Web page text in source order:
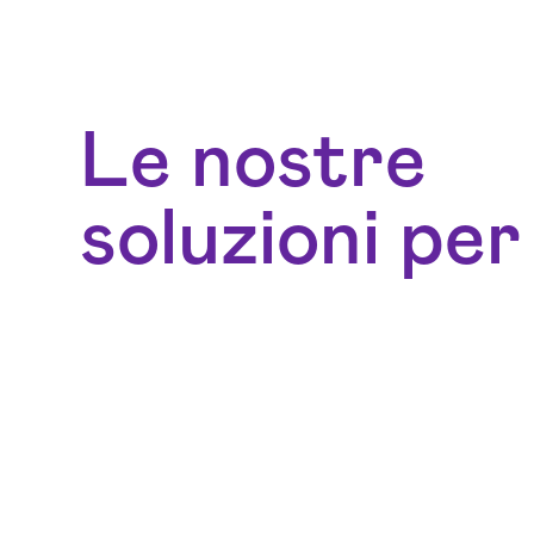
Le nostre
soluzioni